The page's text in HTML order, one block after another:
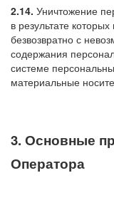
2.14. Уничтожение
в результате
безвозвратно с
содержания
системе
материальные
3. Основные
Оператора